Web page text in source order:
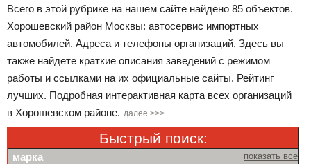
Всего в этой рубрике на нашем сайте найдено 85 объектов.
Хорошевский район Москвы: автосервис импортных
автомобилей. Адреса и телефоны организаций. Здесь вы
также найдете краткие описания заведений с режимом
работы и ссылками на их официальные сайты. Рейтинг
лучших. Подробная интерактивная карта всех организаций
в Хорошевском районе. далее >>>
Быстрый поиск:
марка показать все